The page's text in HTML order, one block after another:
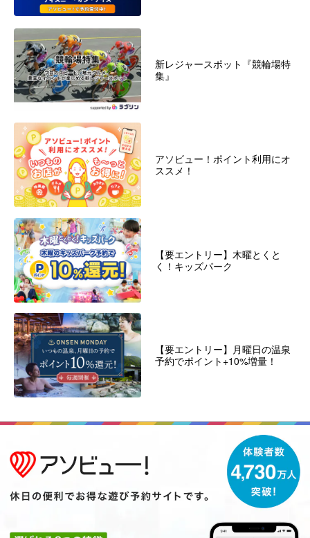
新レジャースポット『競輪場特
集』
アソビュー！ポイント利用にオ
ススメ！
【要エントリー】木曜とくと
く！キッズパーク
【要エントリー】月曜日の温泉
予約でポイント+10%増量！